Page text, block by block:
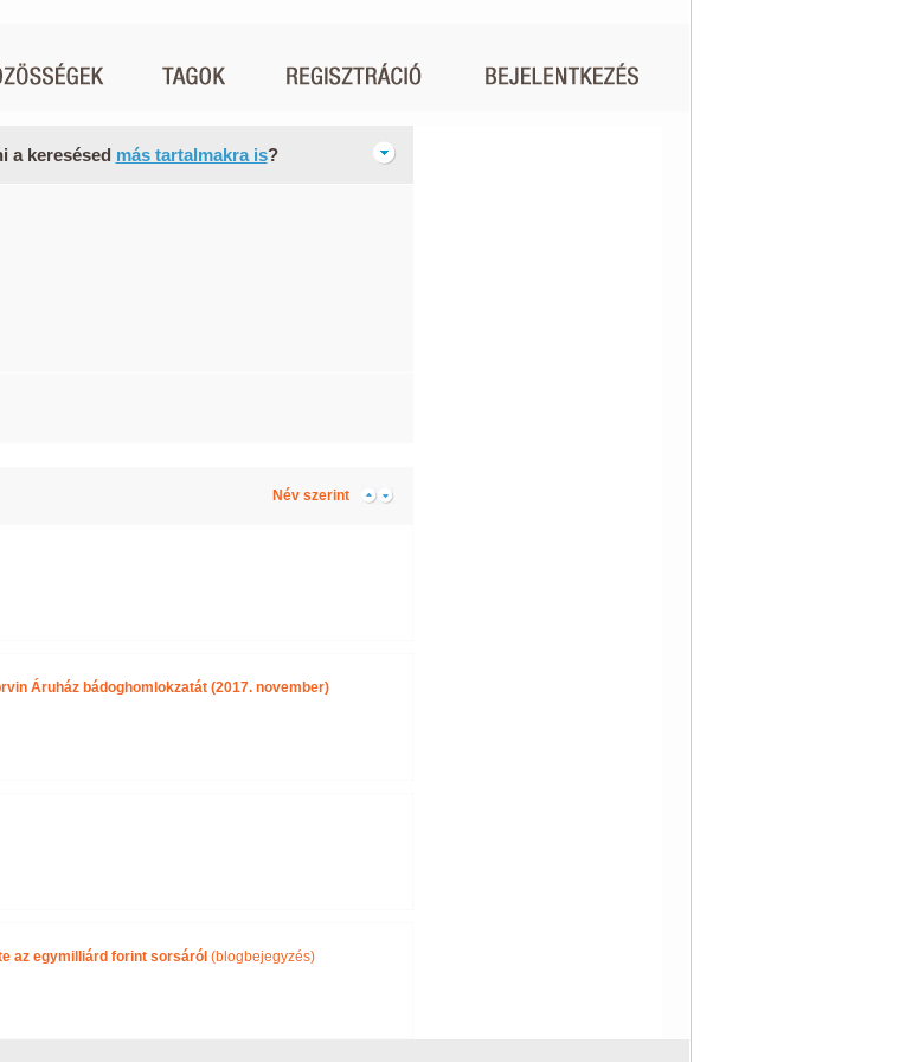
a keresésed más tartalmakra is?
Név szerint
Áruház bádoghomlokzatát (2017. november)
az egymilliárd forint sorsáról (blogbejegyzés)